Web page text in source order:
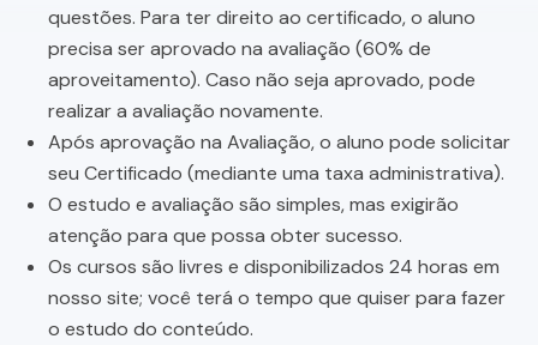
questões. Para ter direito ao certificado, o aluno
precisa ser aprovado na avaliação (60% de
aproveitamento). Caso não seja aprovado, pode
realizar a avaliação novamente.
Após aprovação na Avaliação, o aluno pode solicitar
seu Certificado (mediante uma taxa administrativa).
O estudo e avaliação são simples, mas exigirão
atenção para que possa obter sucesso.
Os cursos são livres e disponibilizados 24 horas em
nosso site; você terá o tempo que quiser para fazer
o estudo do conteúdo.